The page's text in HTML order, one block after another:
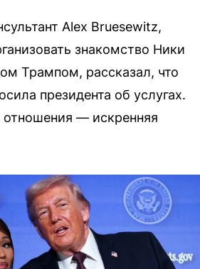
Alex Bruesewitz,
знакомство Ники
Трампом, рассказал, что
президента об услугах.
отношения — искренняя